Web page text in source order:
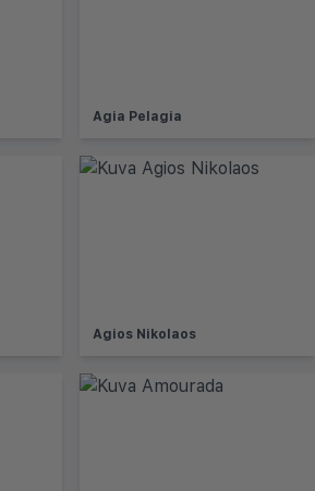
Agia Pelagia
Agios Nikolaos